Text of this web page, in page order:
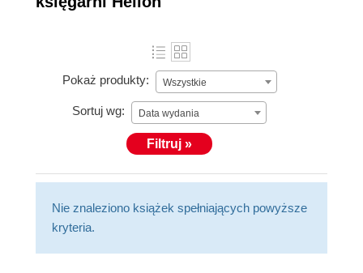
Pokaż produkty: Wszystkie
Sortuj wg: Data wydania
Filtruj »
Nie znaleziono książek spełniających powyższe
kryteria.